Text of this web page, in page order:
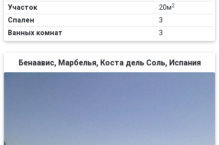
Участок 20м2
Спален
3
Ванных комнат
3
Бенаавис, Марбелья, Коста дель Соль, Испания